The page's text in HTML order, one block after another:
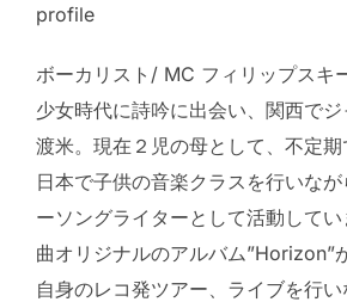
profile
ボーカリスト/ MC フィリップスキ
少女時代に詩吟に出会い、関西でジ
渡米。現在２児の母として、不定
日本で子供の音楽クラスを行いな
ーソングライターとして活動して
曲オリジナルのアルバム”Horizon”
自身のレコ発ツアー、ライブを行